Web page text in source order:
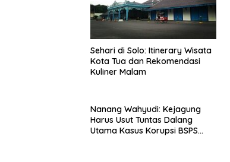
Sehari di Solo: Itinerary Wisata
Kota Tua dan Rekomendasi
Kuliner Malam
Nanang Wahyudi: Kejagung
Harus Usut Tuntas Dalang
Utama Kasus Korupsi BSPS